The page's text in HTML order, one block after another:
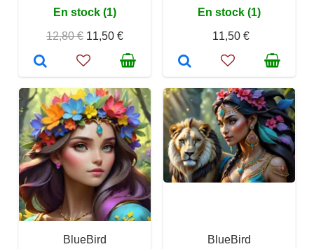
En stock (1)
12,80 € 11,50 €
En stock (1)
11,50 €
BlueBird
BlueBird